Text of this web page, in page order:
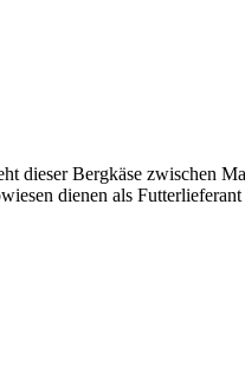
dieser Bergkäse zwischen
dienen als